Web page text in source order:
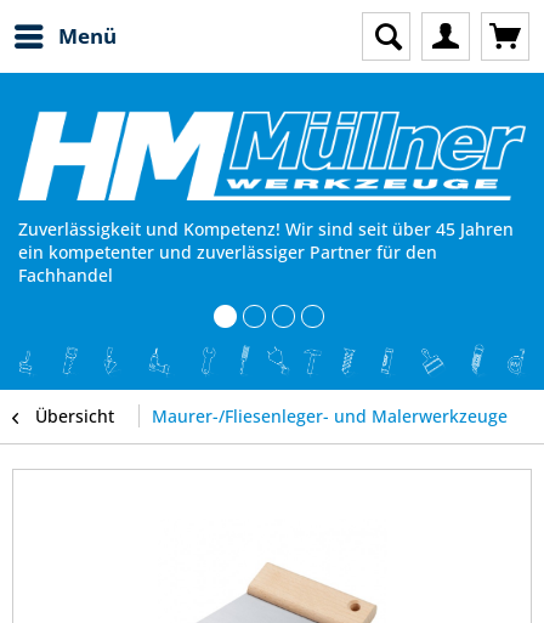
Menü
Zuverlässigkeit und Kompetenz! Wir sind seit über 45 Jahren
ein kompetenter und zuverlässiger Partner für den
Fachhandel
Übersicht Maurer-/Fliesenleger- und Malerwerkzeuge